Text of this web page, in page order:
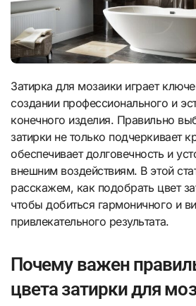
Затирка для мозаики играет ключевую роль в
создании профессионального и
конечного изделия. Правильно
затирки не только подчеркивает
обеспечивает долговечность и
внешним воздействиям. В этой
расскажем, как подобрать цвет
чтобы добиться гармоничного и
привлекательного результата.
Почему важен
цвета затирки для